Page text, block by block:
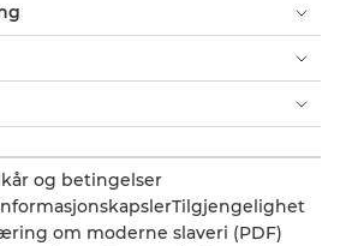
og betingelser
Tilgjengelighet
om moderne slaveri (PDF)